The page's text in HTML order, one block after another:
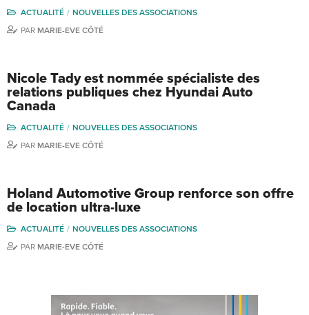
ACTUALITÉ
NOUVELLES DES ASSOCIATIONS
PAR MARIE-EVE CÔTÉ
Nicole Tady est nommée spécialiste des
relations publiques chez Hyundai Auto
Canada
ACTUALITÉ
NOUVELLES DES ASSOCIATIONS
PAR MARIE-EVE CÔTÉ
Holand Automotive Group renforce son offre
de location ultra-luxe
ACTUALITÉ
NOUVELLES DES ASSOCIATIONS
PAR MARIE-EVE CÔTÉ